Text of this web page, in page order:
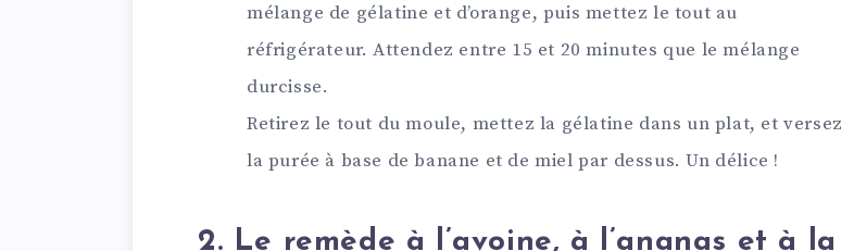
mélange de gélatine et d’orange, puis mettez le tout au
réfrigérateur. Attendez entre 15 et 20 minutes que le mélange
durcisse.
Retirez le tout du moule, mettez la gélatine dans un plat, et versez
la purée à base de banane et de miel par dessus. Un délice !
2. Le remède à l’avoine, à l’ananas et à la